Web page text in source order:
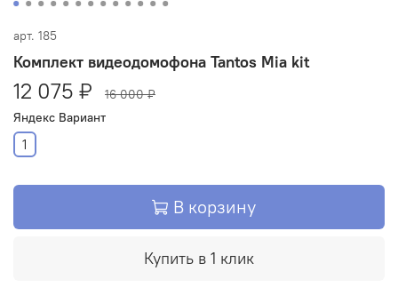
арт. 185
Комплект видеодомофона Tantos Mia kit
12 075 ₽
16 000 ₽
Яндекс Вариант
1
В корзину
Купить в 1 клик